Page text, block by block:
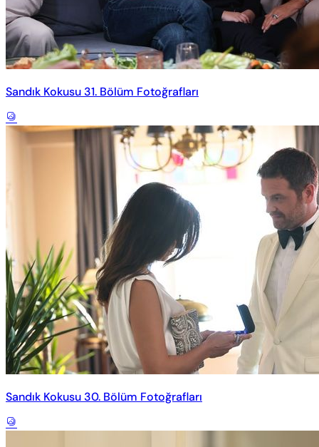
Sandık Kokusu 31. Bölüm Fotoğrafları
Sandık Kokusu 30. Bölüm Fotoğrafları